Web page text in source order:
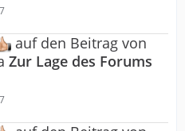
auf den Beitrag von
Zur Lage des Forums